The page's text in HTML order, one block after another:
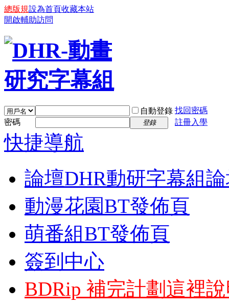
總版規設為首頁收藏本站
開啟輔助訪問
自動登錄 找回密碼
密碼
登錄 註冊入學
快捷導航
論壇DHR動研字幕組
動漫花園BT發佈頁
萌番組BT發佈頁
簽到中心
BDRip 補完計劃 這裡